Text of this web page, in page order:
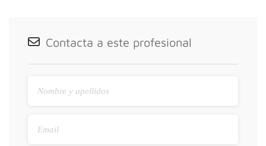
Contacta a este profesional